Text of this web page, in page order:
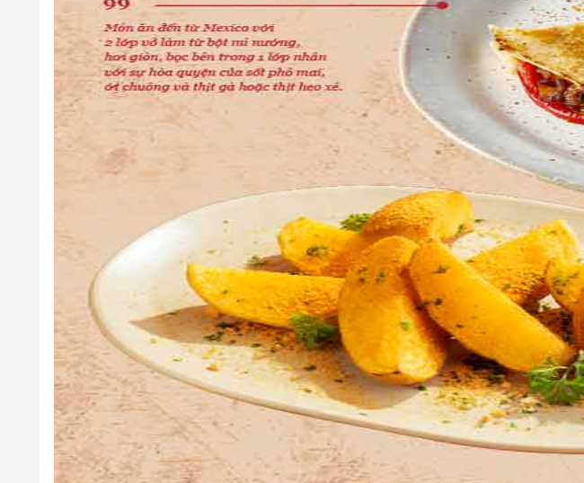
- Thông tin đang được cập nhật, vui lòng liên hệ để biết chi tiết.
7. Quy định về Hoá đơn: Có, cụ thể như sau:
- Hoá đơn VAT:Giá đã bao gồm8%VAT
- Hoá đơn trực tiếp:Nhà hàng có xuất hóa đơn trực tiếp, vui lòng liên hệ để biết chi tiết.
8. Quy định về Phí phục vụ
- Thông tin đang được cập nhật, vui lòng liên hệ để biết chi tiết.
9. Quy định về phí mang đồ vào: Có, cụ thể như sau:
- Đồ ăn: Khách hàng không mang đồ ăn từ bên ngoài vào
50.000 vnđ/lít (nhà hàng không hỗ trợ vật dụng: cốc, đá...)